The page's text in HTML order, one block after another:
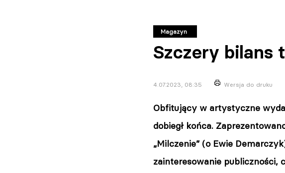
Magazyn
Szczery bilans
4.07.2023, 08:35 Wersja do druku
Obfitujący w artystyczne
dobiegł końca.
„Milczenie” (o Ewie
zainteresowanie publiczności,